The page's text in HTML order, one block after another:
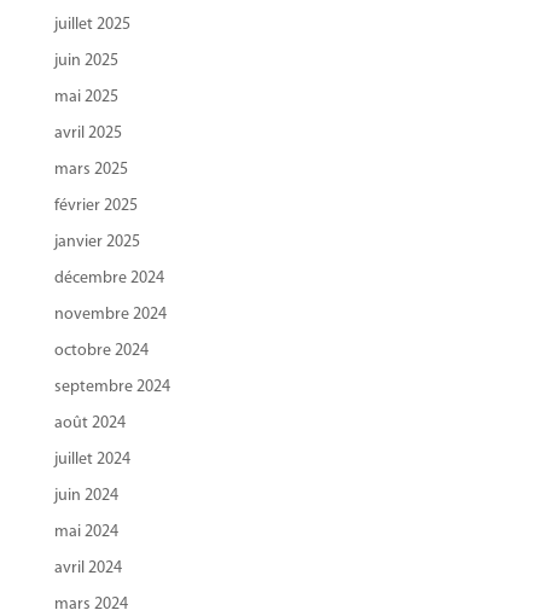
juillet 2025
juin 2025
mai 2025
avril 2025
mars 2025
février 2025
janvier 2025
décembre 2024
novembre 2024
octobre 2024
septembre 2024
août 2024
juillet 2024
juin 2024
mai 2024
avril 2024
mars 2024